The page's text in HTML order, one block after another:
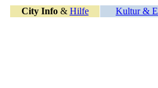
City Info& Hilfe Kultur &